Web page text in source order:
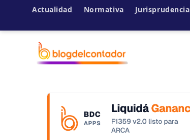
Actualidad Normativa Jurisprudencia